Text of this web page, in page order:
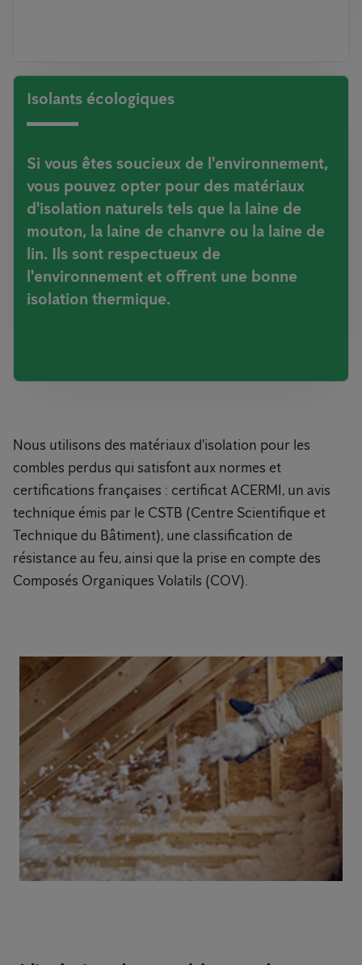
Isolants écologiques
Si vous êtes soucieux de l'environnement,
vous pouvez opter pour des matériaux
d'isolation naturels tels que la laine de
mouton, la laine de chanvre ou la laine de
lin. Ils sont respectueux de
l'environnement et offrent une bonne
isolation thermique.
Nous utilisons des matériaux d'isolation pour les
combles perdus qui satisfont aux normes et
certifications françaises : certificat ACERMI, un avis
technique émis par le CSTB (Centre Scientifique et
Technique du Bâtiment), une classification de
résistance au feu, ainsi que la prise en compte des
Composés Organiques Volatils (COV).